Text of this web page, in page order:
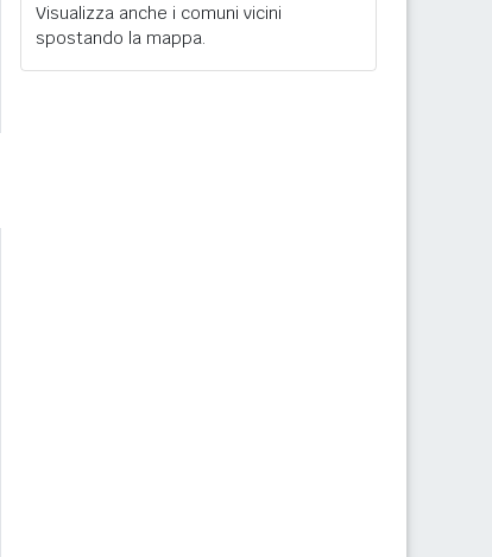
Visualizza anche i comuni vicini
spostando la mappa.